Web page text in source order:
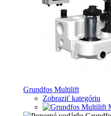
Grundfos Multilift
Zobraziť kategóriu